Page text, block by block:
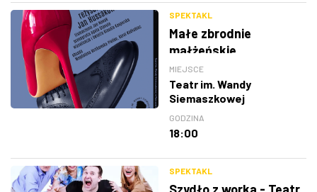
SPEKTAKL
Małe zbrodnie
małżeńskie
MIEJSCE
Teatr im. Wandy
Siemaszkowej
GODZINA
18:00
SPEKTAKL